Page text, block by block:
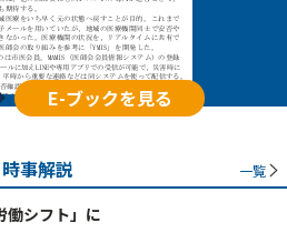
E-ブックを見る
時事解説 一覧
働シフト」に